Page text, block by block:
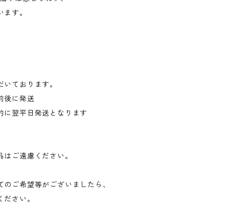
す。
ております。
後に発送
翌平日発送となります
ご遠慮ください。
ご希望等がございましたら、
さい。